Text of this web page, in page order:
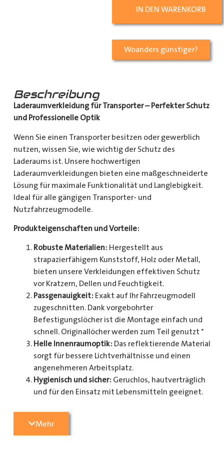
IN DEN WARENKORB
Woanders günstiger?
Beschreibung
Laderaumverkleidung für Transporter – Perfekter Schutz
und Professionelle Optik
Wenn Sie einen Transporter besitzen oder gewerblich
nutzen, wissen Sie, wie wichtig der Schutz des
Laderaums ist. Unsere hochwertigen
Laderaumverkleidungen bieten eine maßgeschneiderte
Lösung für maximale Funktionalität und Langlebigkeit.
Ideal für alle gängigen Transporter- und
Nutzfahrzeugmodelle.
Produkteigenschaften und Vorteile:
Robuste Materialien: Hergestellt aus
strapazierfähigem Kunststoff, Holz oder Metall,
bieten unsere Verkleidungen effektiven Schutz
vor Kratzern, Dellen und Feuchtigkeit.
Passgenauigkeit: Exakt auf Ihr Fahrzeugmodell
zugeschnitten. Dank vorgebohrter
Befestigungslöcher ist die Montage einfach und
schnell. Originallöcher werden zum Teil genutzt *
Helle Innenraumoptik: Das reflektierende Material
sorgt für bessere Lichtverhältnisse und einen
angenehmeren Arbeitsplatz.
Hygienisch und sicher: Geruchlos, hautverträglich
und für den Einsatz mit Lebensmitteln geeignet.
Radkastenschutz, großflächigen Seitenteilen und
mehr.
Mehr